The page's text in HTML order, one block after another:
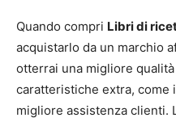
Quando compri Libri di
acquistarlo da un marchio
otterrai una migliore
caratteristiche extra, come
migliore assistenza clienti.